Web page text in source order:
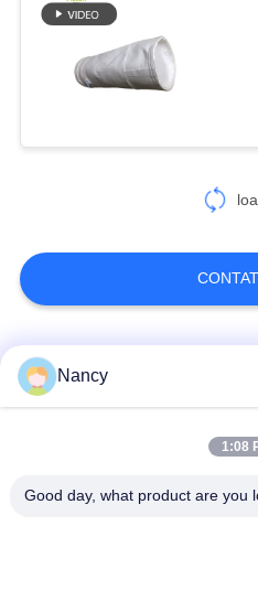
Categorie
Nancy
1:08
Good day, what product are you